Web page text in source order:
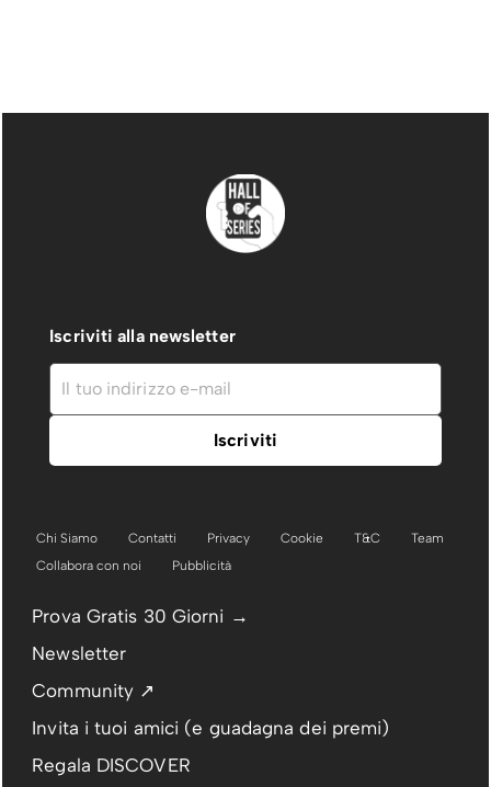
Iscriviti alla newsletter
Chi Siamo Contatti Privacy Cookie T&C
Team
Collabora con noi
Pubblicità
Prova Gratis 30 Giorni →
Newsletter
Community ↗
Invita i tuoi amici (e guadagna dei premi)
Regala DISCOVER